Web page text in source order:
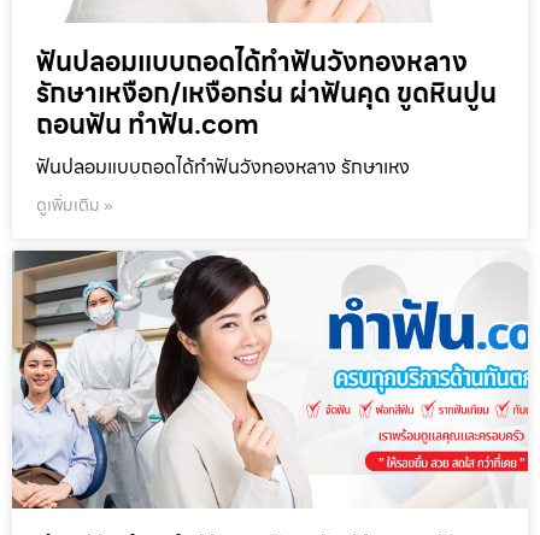
ฟันปลอมแบบถอดได้ทำฟันวังทองหลาง
รักษาเหงือก/เหงือกร่น ผ่าฟันคุด ขูดหินปูน
ถอนฟัน ทำฟัน.com
ฟันปลอมแบบถอดได้ทำฟันวังทองหลาง รักษาเหง
ดูเพิ่มเติม »